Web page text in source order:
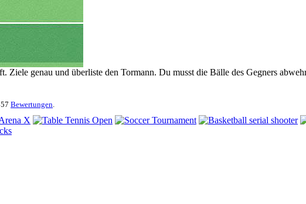
Ziele genau und überliste den Tormann. Du musst die Bälle des Gegners
Bewertungen